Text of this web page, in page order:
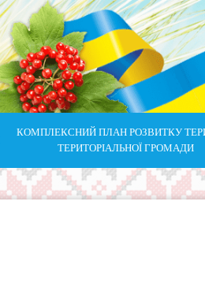
КОМПЛЕКСНИЙ ПЛАН РОЗВИТКУ
ТЕРИТОРІАЛЬНОЇ ГРОМАДИ